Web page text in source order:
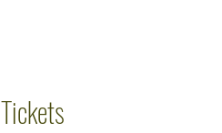
Tickets